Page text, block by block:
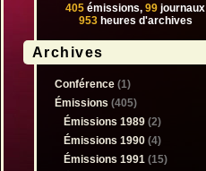
405 émissions, 99 journaux
953heures d'archives
Archives
Conférence (1)
Émissions (405)
Émissions 1989 (2)
Émissions 1990 (4)
Émissions 1991 (15)